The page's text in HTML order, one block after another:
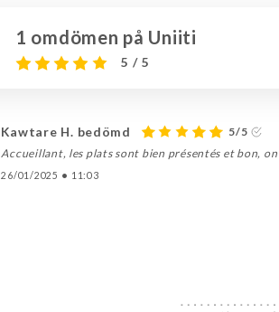
1 omdömen på Uniiti
5 / 5
Kawtare H. bedömd
5/5
Accueillant, les plats sont bien présentés et bon,
26/01/2025 • 11:03